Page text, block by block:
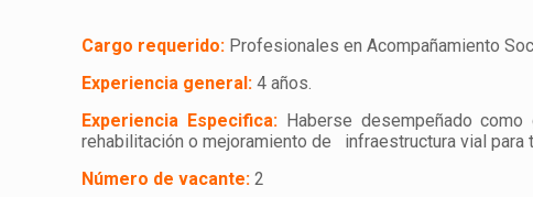
Cargo requerido: Profesionales en Acompañamiento
Experiencia general: 4 años.
Experiencia Especifica: Haberse desempeñado
rehabilitación o mejoramiento de infraestructura vial para
Número de vacante: 2